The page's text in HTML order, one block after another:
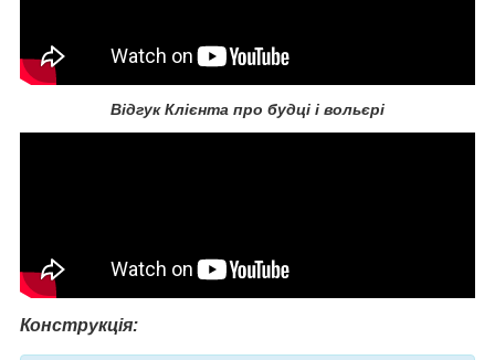
Відгук Клієнта про будці і вольєрі
Конструкція: